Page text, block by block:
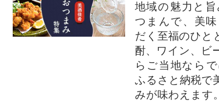
地域の魅力と
つまんで、美
だく至福のひと
酎、ワイン、ビ
らご当地なら
ふるさと納税で
みが味わえます